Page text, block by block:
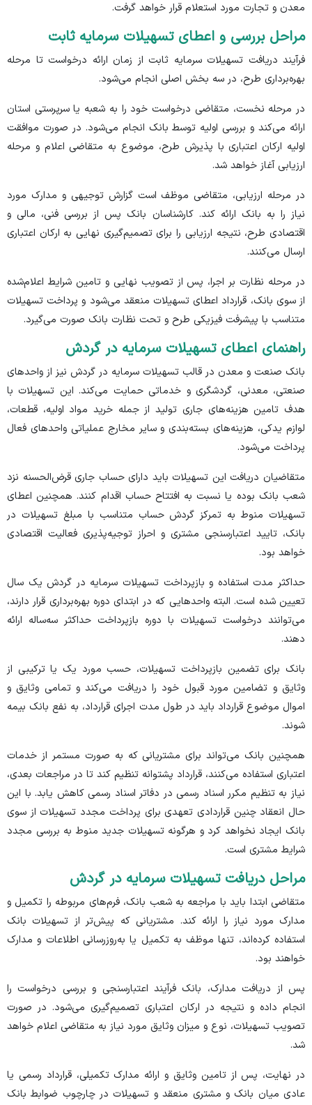
معدن و تجارت مورد استعلام قرار خواهد گرفت.
مراحل بررسی و اعطای تسهیلات سرمایه ثابت
فرآیند دریافت تسهیلات سرمایه ثابت از زمان ارائه درخواست تا مرحله
بهره‌برداری طرح، در سه بخش اصلی انجام می‌شود.
در مرحله نخست، متقاضی درخواست خود را به شعبه یا سرپرستی استان
ارائه می‌کند و بررسی اولیه توسط بانک انجام می‌شود. در صورت موافقت
اولیه ارکان اعتباری با پذیرش طرح، موضوع به متقاضی اعلام و مرحله
ارزیابی آغاز خواهد شد.
در مرحله ارزیابی، متقاضی موظف است گزارش توجیهی و مدارک مورد
نیاز را به بانک ارائه کند. کارشناسان بانک پس از بررسی فنی، مالی و
اقتصادی طرح، نتیجه ارزیابی را برای تصمیم‌گیری نهایی به ارکان اعتباری
ارسال می‌کنند.
در مرحله نظارت بر اجرا، پس از تصویب نهایی و تامین شرایط اعلام‌شده
از سوی بانک، قرارداد اعطای تسهیلات منعقد می‌شود و پرداخت تسهیلات
متناسب با پیشرفت فیزیکی طرح و تحت نظارت بانک صورت می‌گیرد.
راهنمای اعطای تسهیلات سرمایه در گردش
بانک صنعت و معدن در قالب تسهیلات سرمایه در گردش نیز از واحد‌های
صنعتی، معدنی، گردشگری و خدماتی حمایت می‌کند. این تسهیلات با
هدف تامین هزینه‌های جاری تولید از جمله خرید مواد اولیه، قطعات،
لوازم یدکی، هزینه‌های بسته‌بندی و سایر مخارج عملیاتی واحد‌های فعال
پرداخت می‌شود.
متقاضیان دریافت این تسهیلات باید دارای حساب جاری قرض‌الحسنه نزد
شعب بانک بوده یا نسبت به افتتاح حساب اقدام کنند. همچنین اعطای
تسهیلات منوط به تمرکز گردش حساب متناسب با مبلغ تسهیلات در
بانک، تایید اعتبارسنجی مشتری و احراز توجیه‌پذیری فعالیت اقتصادی
خواهد بود.
حداکثر مدت استفاده و بازپرداخت تسهیلات سرمایه در گردش یک سال
تعیین شده است. البته واحد‌هایی که در ابتدای دوره بهره‌برداری قرار دارند،
می‌توانند درخواست تسهیلات با دوره بازپرداخت حداکثر سه‌ساله ارائه
دهند.
بانک برای تضمین بازپرداخت تسهیلات، حسب مورد یک یا ترکیبی از
وثایق و تضامین مورد قبول خود را دریافت می‌کند و تمامی وثایق و
اموال موضوع قرارداد باید در طول مدت اجرای قرارداد، به نفع بانک بیمه
شوند.
همچنین بانک می‌تواند برای مشتریانی که به صورت مستمر از خدمات
اعتباری استفاده می‌کنند، قرارداد پشتوانه تنظیم کند تا در مراجعات بعدی،
نیاز به تنظیم مکرر اسناد رسمی در دفاتر اسناد رسمی کاهش یابد. با این
حال انعقاد چنین قراردادی تعهدی برای پرداخت مجدد تسهیلات از سوی
بانک ایجاد نخواهد کرد و هرگونه تسهیلات جدید منوط به بررسی مجدد
شرایط مشتری است.
مراحل دریافت تسهیلات سرمایه در گردش
متقاضی ابتدا باید با مراجعه به شعب بانک، فرم‌های مربوطه را تکمیل و
مدارک مورد نیاز را ارائه کند. مشتریانی که پیش‌تر از تسهیلات بانک
استفاده کرده‌اند، تنها موظف به تکمیل یا به‌روزرسانی اطلاعات و مدارک
خواهند بود.
پس از دریافت مدارک، بانک فرآیند اعتبارسنجی و بررسی درخواست را
انجام داده و نتیجه در ارکان اعتباری تصمیم‌گیری می‌شود. در صورت
تصویب تسهیلات، نوع و میزان وثایق مورد نیاز به متقاضی اعلام خواهد
شد.
در نهایت، پس از تامین وثایق و ارائه مدارک تکمیلی، قرارداد رسمی یا
عادی میان بانک و مشتری منعقد و تسهیلات در چارچوب ضوابط بانک